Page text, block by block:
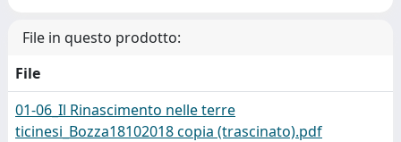
File in questo prodotto:
File
01-06_Il Rinascimento nelle terre
ticinesi_Bozza18102018 copia (trascinato).pdf